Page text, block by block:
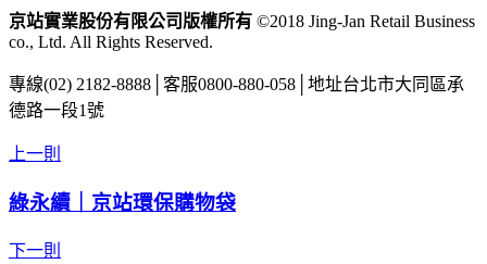
京站實業股份有限公司版權所有 ©2018 Jing-Jan Retail Business
co., Ltd. All Rights Reserved.
專線(02) 2182-8888 客服0800-880-058 地址台北市大同區承
德路一段1號
上一則
綠永續｜京站環保購物袋
下一則